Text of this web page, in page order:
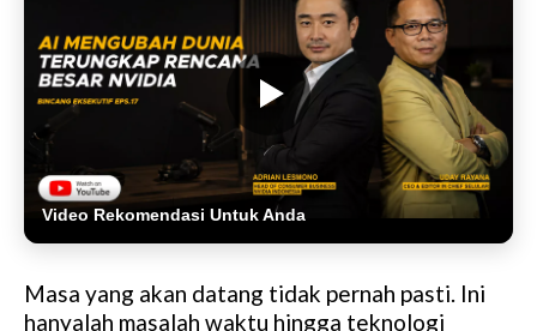
Video Rekomendasi Untuk Anda
Masa yang akan datang tidak pernah pasti. Ini
hanyalah masalah waktu hingga teknologi